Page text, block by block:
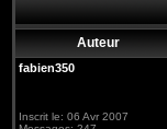
Auteur
fabien350
Inscrit le: 06 Avr 2007